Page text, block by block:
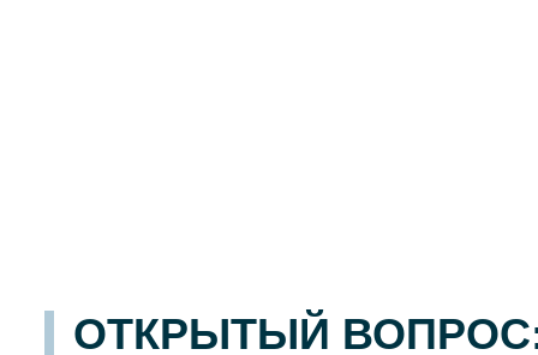
ОТКРЫТЫЙ